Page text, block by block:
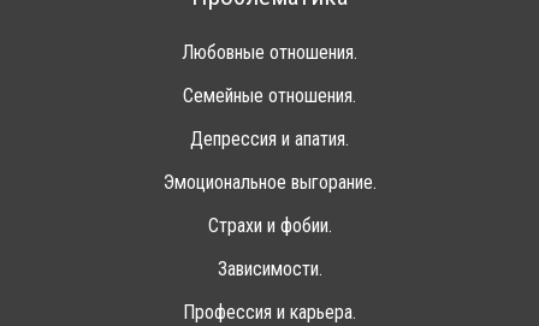
Любовные отношения.
Семейные отношения.
Депрессия и апатия.
Эмоциональное выгорание.
Страхи и фобии.
Зависимости.
Профессия и карьера.